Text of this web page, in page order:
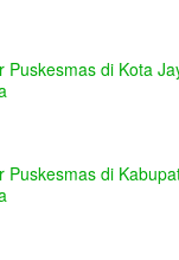
Puskesmas di Kota
Puskesmas di